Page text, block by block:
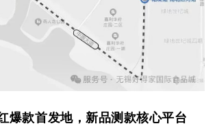
款首发地，新品测款核心平台